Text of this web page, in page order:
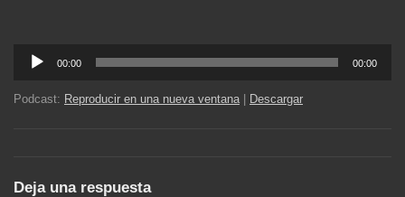
Reproductor
audio
00:00 00:00
Podcast: Reproducir en una nueva ventana | Descargar
Deja una respuesta